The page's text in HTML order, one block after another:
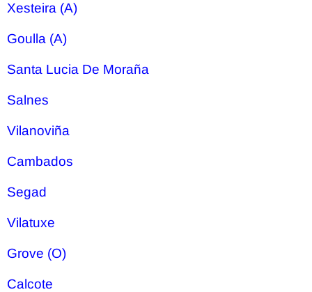
Xesteira (A)
Goulla (A)
Santa Lucia De Moraña
Salnes
Vilanoviña
Cambados
Segad
Vilatuxe
Grove (O)
Calcote